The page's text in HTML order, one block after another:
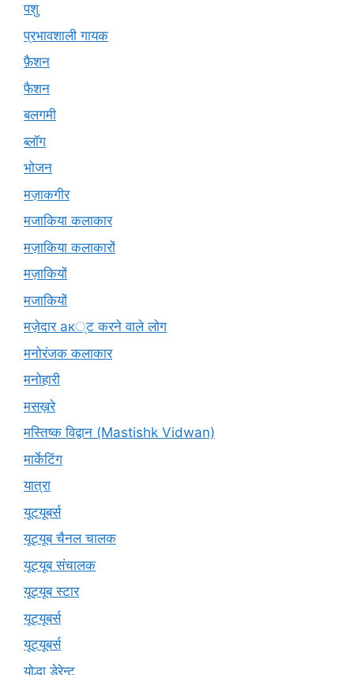
पशु
प्रभावशाली गायक
फ़ैशन
फैशन
बलगमी
ब्लॉग
भोजन
मज़ाकगीर
मजाकिया कलाकार
मज़ाकिया कलाकारों
मज़ाकियों
मजाकियों
मज़ेदार ак्ट करने वाले लोग
मनोरंजक कलाकार
मनोहारी
मसख़रे
मस्तिष्क विद्वान (Mastishk Vidwan)
मार्केटिंग
यात्रा
यूटयूबर्स
यूट्यूब चैनल चालक
यूट्यूब संचालक
यूट्यूब स्टार
यूट्‍यूबर्स
यूट्यूबर्स
योद्धा डेरेन्ट